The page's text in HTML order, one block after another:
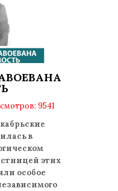
9541
в
этих
особое